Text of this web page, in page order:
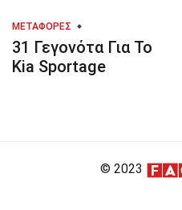
ΜΕΤΑΦΟΡΈΣ
31 Γεγονότα Για Το
Kia Sportage
© 2023